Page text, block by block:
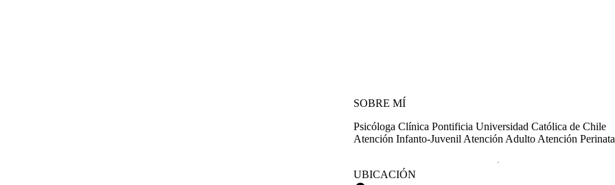
SOBRE MÍ
Psicóloga Clínica Pontificia Universidad Católica de Chile
Atención Infanto-Juvenil Atención Adulto Atención
UBICACIÓN